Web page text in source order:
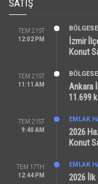
SATIŞ
TEM 21ST
12:02 PM
İzmir
Konut
TEM 21ST
11:11 AM
Ankara
11.699
TEM 21ST
9:40 AM
EMLAK
2026
Konut
TEM 17TH
12:44 PM
EMLAK
2026 İlk